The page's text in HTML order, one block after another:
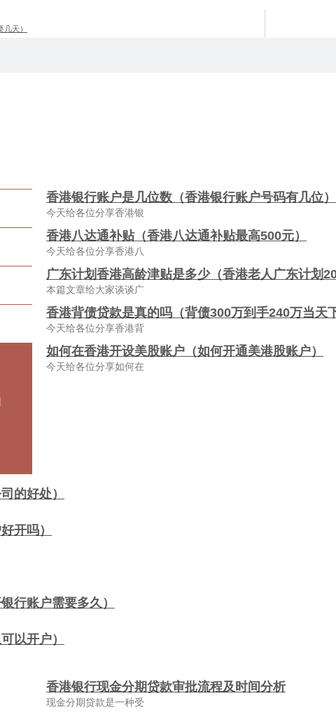
天）
香港银行账户是几位数（香港银行账户号码有几位）
今天给各位分享香港银
香港八达通补贴（香港八达通补贴最高500元）
今天给各位分享香港八
广东计划香港高龄津贴是多少（香港老人广东计划
本篇文章给大家谈谈广
香港背债贷款是真的吗（背债300万到手240万当天
今天给各位分享香港背
如何在香港开设美股账户（如何开通美港股账户）
今天给各位分享如何在
的好处）
开吗）
行账户需要多久）
以开户）
香港银行现金分期贷款审批流程及时间分析
现金分期贷款是一种受